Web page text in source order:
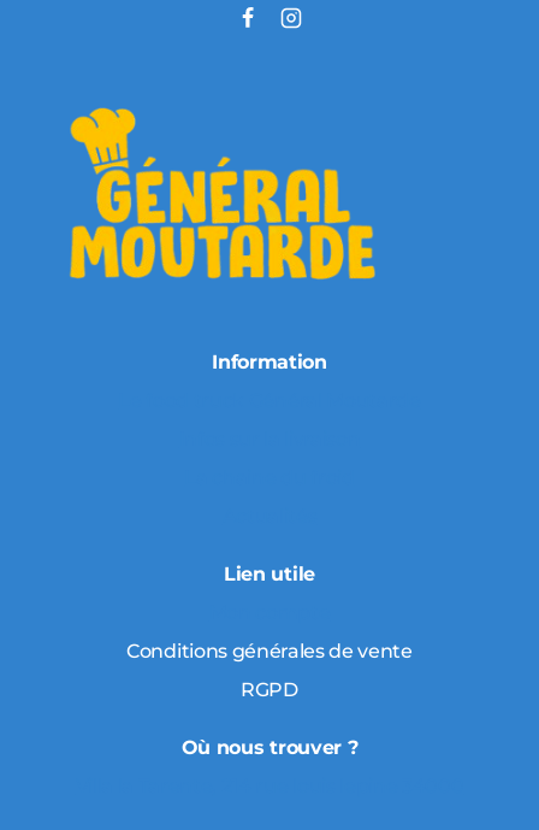
Information
Lien utile
Conditions générales de vente
RGPD
Où nous trouver ?